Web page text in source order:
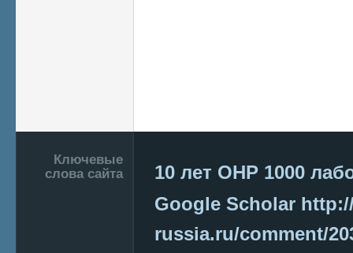
Подвал
Ключевые
слова сайта
10 лет ОНР 1000
Google Scholar
russia.ru/comment/